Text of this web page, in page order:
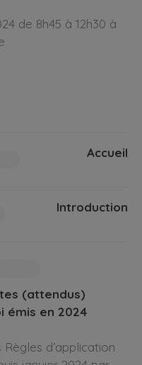
de 8h45 à 12h30 à
Accueil
Introduction
(attendus)
émis en 2024
d’application